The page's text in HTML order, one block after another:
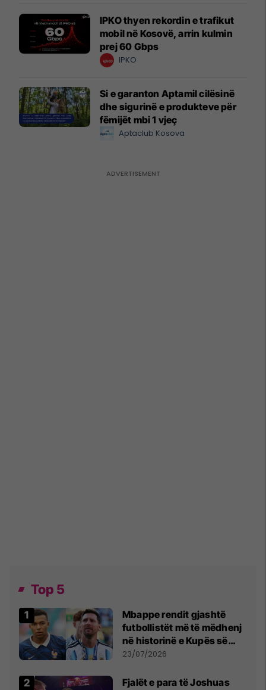
IPKO thyen rekordin e trafikut
mobil në Kosovë, arrin kulmin
prej 60 Gbps
IPKO
Si e garanton Aptamil cilësinë
dhe sigurinë e produkteve për
fëmijët mbi 1 vjeç
Aptaclub Kosova
Top 5
Mbappe rendit gjashtë
futbollistët më të mëdhenj
në historinë e Kupës së
Botës, Messi mbetet i dyti
23/07/2026
Fjalët e para të Joshuas